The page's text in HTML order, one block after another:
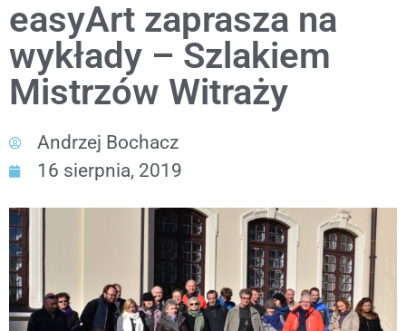
easyArt zaprasza na
wykłady – Szlakiem
Mistrzów Witraży
Andrzej Bochacz
16 sierpnia, 2019